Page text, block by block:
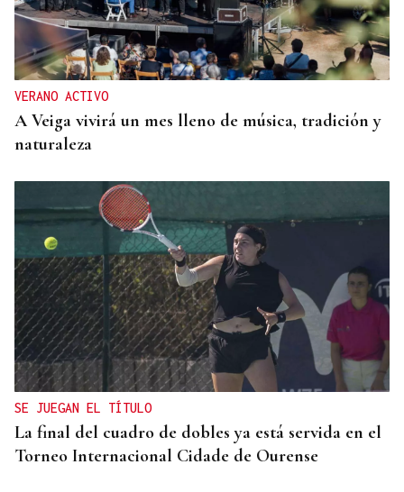
VERANO ACTIVO
A Veiga vivirá un mes lleno de música, tradición y
naturaleza
SE JUEGAN EL TÍTULO
La final del cuadro de dobles ya está servida en el
Torneo Internacional Cidade de Ourense